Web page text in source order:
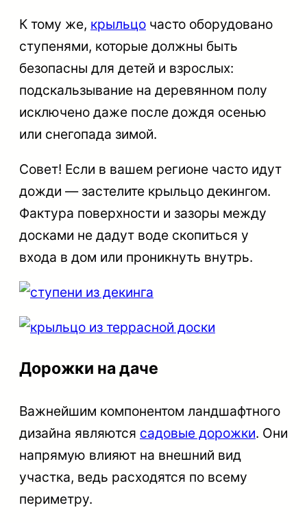
К тому же, крыльцо часто оборудовано
ступенями, которые должны быть
безопасны для детей и взрослых:
подскальзывание на деревянном полу
исключено даже после дождя осенью
или снегопада зимой.
Совет! Если в вашем регионе часто идут
дожди — застелите крыльцо декингом.
Фактура поверхности и зазоры между
досками не дадут воде скопиться у
входа в дом или проникнуть внутрь.
Дорожки на даче
Важнейшим компонентом ландшафтного
дизайна являются садовые дорожки. Они
напрямую влияют на внешний вид
участка, ведь расходятся по всему
периметру.